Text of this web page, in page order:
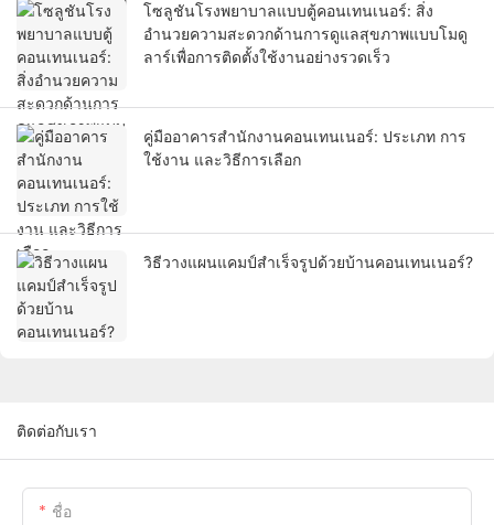
โซลูชันโรงพยาบาลแบบตู้คอนเทนเนอร์: สิ่ง
อำนวยความสะดวกด้านการดูแลสุขภาพแบบโมดู
ลาร์เพื่อการติดตั้งใช้งานอย่างรวดเร็ว
คู่มืออาคารสำนักงานคอนเทนเนอร์: ประเภท การ
ใช้งาน และวิธีการเลือก
วิธีวางแผนแคมป์สำเร็จรูปด้วยบ้านคอนเทนเนอร์?
ติดต่อกับเรา
ชื่อ